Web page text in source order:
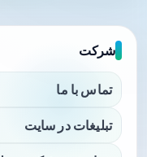
شرکت
تماس با ما
تبلیغات در سایت